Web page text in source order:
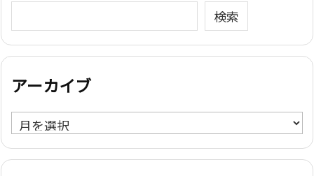
検索
アーカイブ
ア
ー
カ